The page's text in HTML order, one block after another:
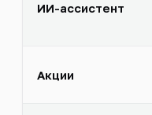
ИИ-ассистент
Акции